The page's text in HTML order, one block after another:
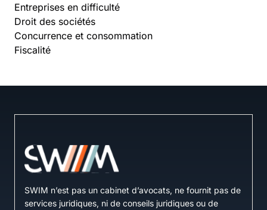
Entreprises en difficulté
Droit des sociétés
Concurrence et consommation
Fiscalité
SWIM n’est pas un cabinet d’avocats, ne fournit pas de
services juridiques, ni de conseils juridiques ou de